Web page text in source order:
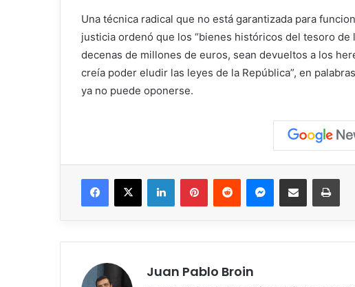
Una técnica radical que no está garantizada para
justicia ordenó que los “bienes históricos del tesoro de
decenas de millones de euros, sean devueltos a los
creía poder eludir las leyes de la República”, en
ya no puede oponerse.
Facebook
X LinkedInPinterestReddit MessengerCompartir vía correo electrónico
Juan Pablo Broin